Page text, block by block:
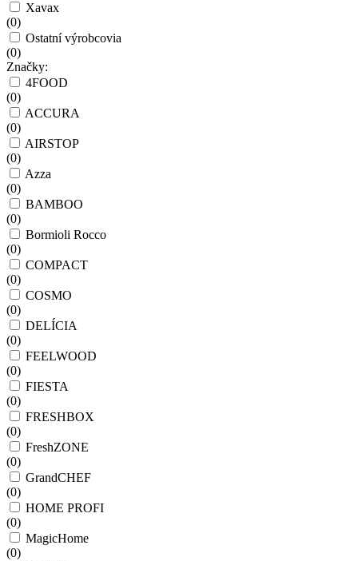
Xavax
(0)
Ostatní výrobcovia
(0)
Značky:
4FOOD
(0)
ACCURA
(0)
AIRSTOP
(0)
Azza
(0)
BAMBOO
(0)
Bormioli Rocco
(0)
COMPACT
(0)
COSMO
(0)
DELÍCIA
(0)
FEELWOOD
(0)
FIESTA
(0)
FRESHBOX
(0)
FreshZONE
(0)
GrandCHEF
(0)
HOME PROFI
(0)
MagicHome
(0)